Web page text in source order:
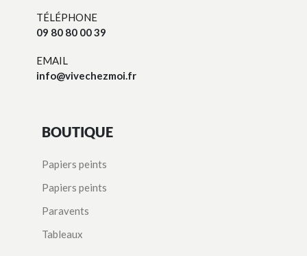
TÉLÉPHONE
09 80 80 00 39
EMAIL
info@vivechezmoi.fr
BOUTIQUE
Papiers peints
Papiers peints
Paravents
Tableaux